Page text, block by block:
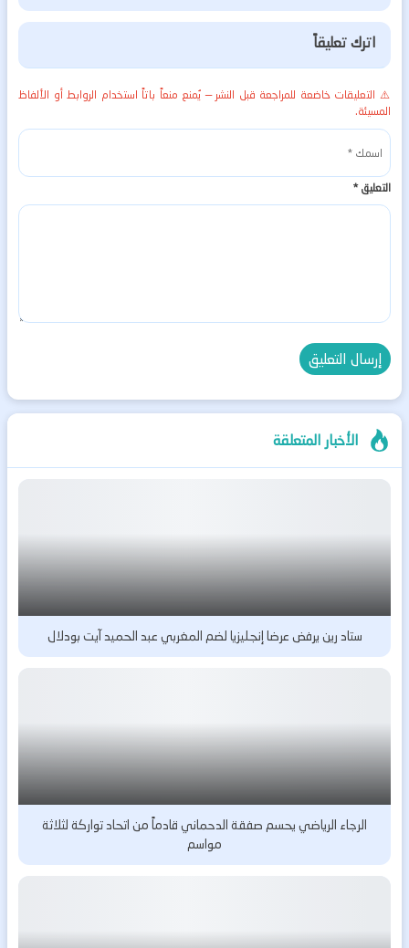
اترك تعليقاً
⚠️ التعليقات خاضعة للمراجعة قبل النشر — يُمنع منعاً باتاً استخدام الروابط أو الألفاظ
المسيئة.
التعليق*
الأخبار المتعلقة
ستاد رين يرفض عرضا إنجليزيا لضم المغربي عبد الحميد آيت بودلال
الرجاء الرياضي يحسم صفقة الدحماني قادماً من اتحاد تواركة لثلاثة
مواسم